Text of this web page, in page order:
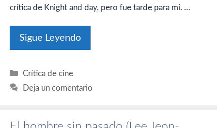
crítica de Knight and day, pero fue tarde para mi. …
Sigue Leyendo
Categorías
Crítica de cine
Deja un comentario